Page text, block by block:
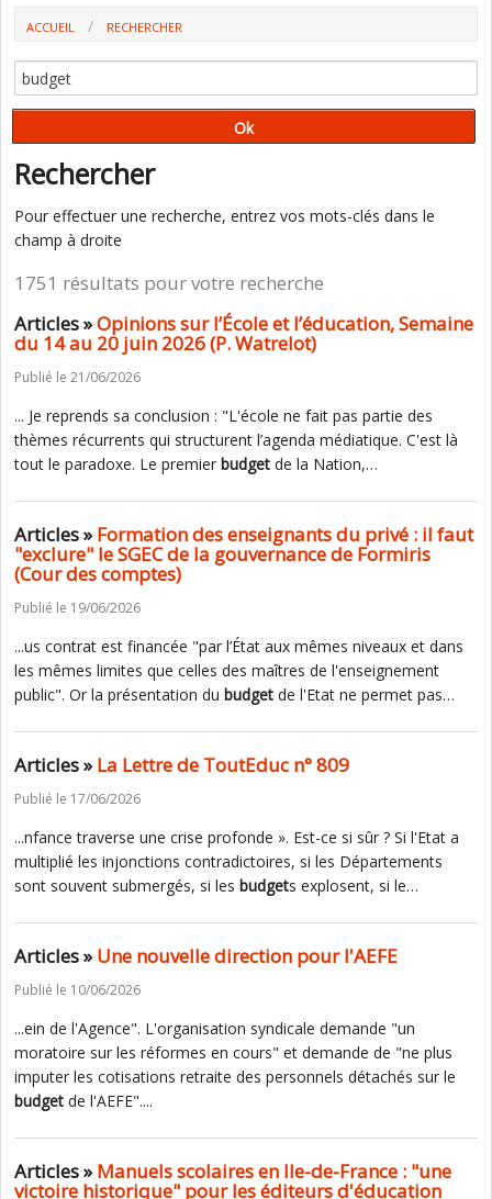
ACCUEIL RECHERCHER
Rechercher
Pour effectuer une recherche, entrez vos mots-clés dans le
champ à droite
1751 résultats pour votre recherche
Articles »Opinions sur l’École et l’éducation, Semaine
du 14 au 20 juin 2026 (P. Watrelot)
Publié le 21/06/2026
... Je reprends sa conclusion : "L'école ne fait pas partie des
thèmes récurrents qui structurent l’agenda médiatique. C'est là
tout le paradoxe. Le premier budget de la Nation,…
Articles »Formation des enseignants du privé : il faut
"exclure" le SGEC de la gouvernance de Formiris
(Cour des comptes)
Publié le 19/06/2026
...us contrat est financée "par l’État aux mêmes niveaux et dans
les mêmes limites que celles des maîtres de l'enseignement
public". Or la présentation du budget de l'Etat ne permet pas…
Articles »La Lettre de ToutEduc n° 809
Publié le 17/06/2026
...nfance traverse une crise profonde ». Est-ce si sûr ? Si l'Etat a
multiplié les injonctions contradictoires, si les Départements
sont souvent submergés, si les budgets explosent, si le…
Articles »Une nouvelle direction pour l'AEFE
Publié le 10/06/2026
...ein de l'Agence". L'organisation syndicale demande "un
moratoire sur les réformes en cours" et demande de "ne plus
imputer les cotisations retraite des personnels détachés sur le
budget de l'AEFE"....
Articles »Manuels scolaires en Ile-de-France : "une
victoire historique" pour les éditeurs d'éducation